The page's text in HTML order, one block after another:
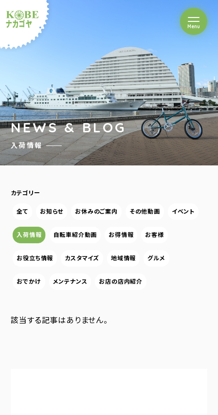
ルショップナカゴヤ
Menuを開閉
NEWS & BLOG
入荷情報
カテゴリー
全て お知らせ お休みのご案内 その他動画 イベント
入荷情報 自転車紹介動画 お得情報 お客様
お役立ち情報 カスタマイズ 地域情報 グルメ
おでかけ メンテナンス お店の店内紹介
該当する記事はありません。